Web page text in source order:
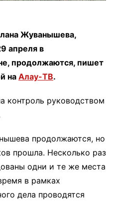
Жуванышева,
апреля в
продолжаются, пишет
наАлау-ТВ.
контроль руководством
продолжаются, но
прошла. Несколько раз
одни и те же места
в рамках
дела проводятся